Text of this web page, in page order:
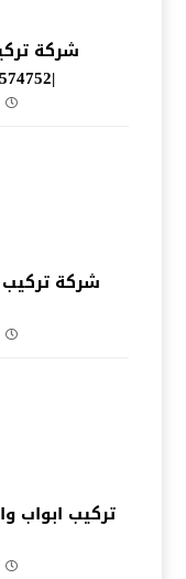
شركة
|0545574752|تركيب السيراميك
شركة